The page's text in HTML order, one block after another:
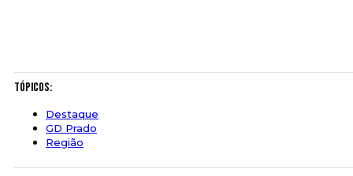
Tópicos:
Destaque
GD Prado
Região